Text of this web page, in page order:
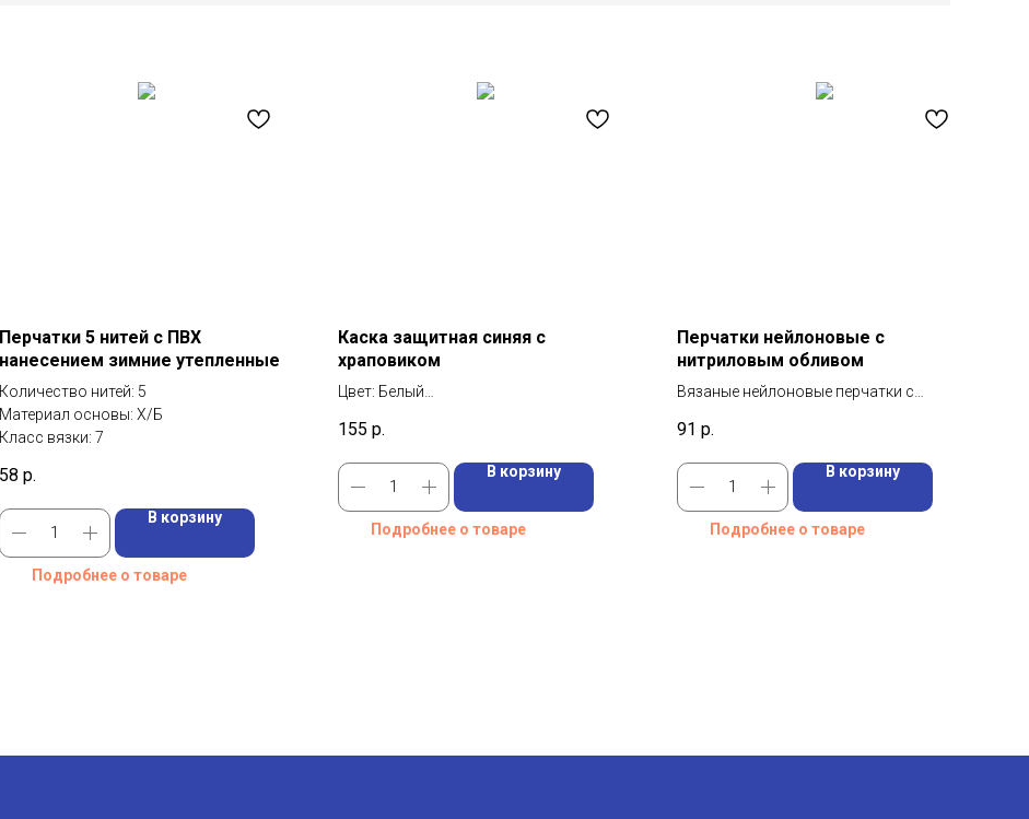
Перчатки 5 нитей с ПВХ
нанесением зимние утепленные
Количество нитей: 5
Материал основы: Х/Б
Класс вязки: 7
58 р.
В корзину
Подробнее о товаре
Каска защитная синяя с
храповиком
Цвет: Белый
Материал: Пластик
155 р.
В корзину
Подробнее о товаре
Перчатки нейлоновые с
нитриловым обливом
Вязаные нейлоновые перчатки с
91 р.
В корзину
Подробнее о товаре